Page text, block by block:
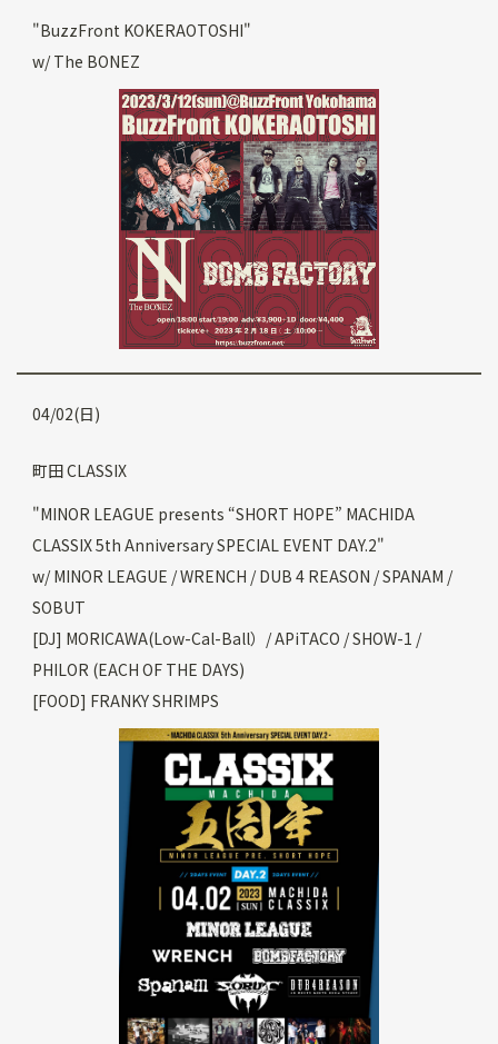
"BuzzFront KOKERAOTOSHI"
w/ The BONEZ
04/02(日)
町田 CLASSIX
"MINOR LEAGUE presents “SHORT HOPE” MACHIDA
CLASSIX 5th Anniversary SPECIAL EVENT DAY.2"
w/ MINOR LEAGUE / WRENCH / DUB 4 REASON / SPANAM /
SOBUT
[DJ] MORICAWA(Low-Cal-Ball）/ APiTACO / SHOW-1 /
PHILOR (EACH OF THE DAYS)
[FOOD] FRANKY SHRIMPS